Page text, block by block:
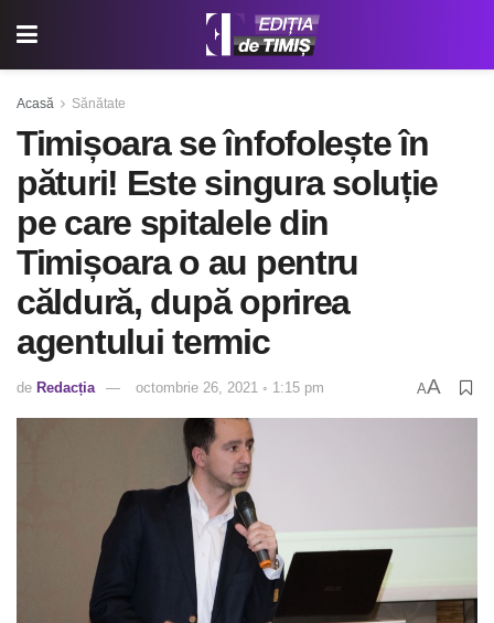
Acasă Sănătate
Timișoara se înfofolește în
pături! Este singura soluție
pe care spitalele din
Timișoara o au pentru
căldură, după oprirea
agentului termic
de Redacția octombrie 26, 2021 ◦ 1:15 pm AA